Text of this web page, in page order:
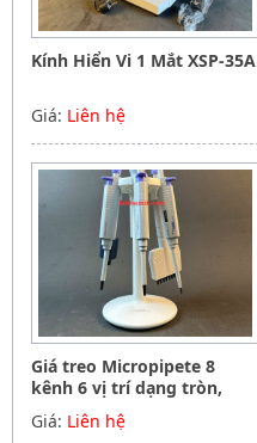
Kính Hiển Vi 1 Mắt XSP-35A
Giá: Liên hệ
Giá treo Micropipete 8
kênh 6 vị trí dạng tròn,
Hãng Phoenix instrument
Germany
Giá: Liên hệ